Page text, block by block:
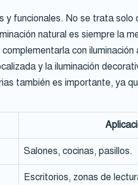
funcionales. No se trata solo
natural es siempre la
con
y la iluminación
también es importante, ya
Salones, cocinas, pasillos.
Escritorios, zonas de